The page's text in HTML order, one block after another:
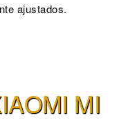
ajustados.